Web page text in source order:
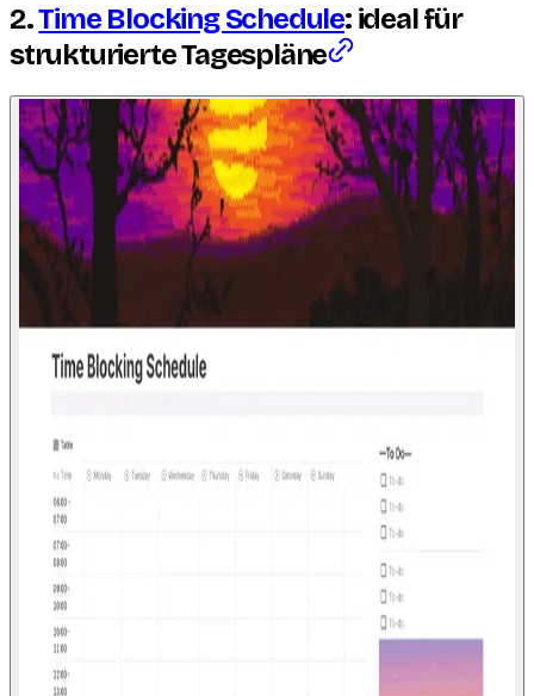
2.Time Blocking Schedule: ideal für
strukturierte Tagespläne